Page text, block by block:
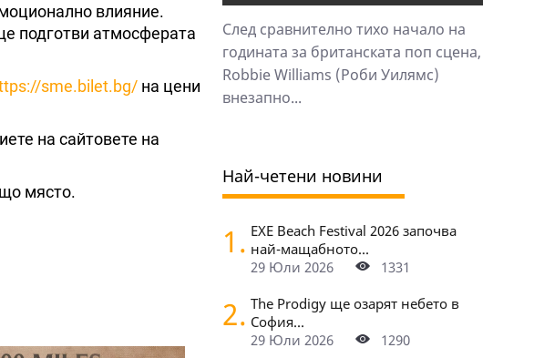
влияние.
подготви атмосферата
sme.bilet.bg/ на цени
на сайтовете на
място.
След сравнително тихо начало на
годината за британската поп сцена,
Robbie Williams (Роби Уилямс)
внезапно...
Най-четени новини
1. EXE Beach Festival 2026 започва
най-мащабното...
29 Юли 2026
1331
2. The Prodigy ще озарят небето в
София...
29 Юли 2026
1290